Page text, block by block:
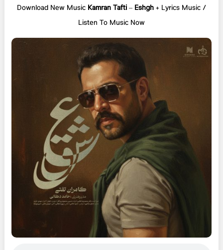
Download New Music Kamran Tafti– Eshgh+ Lyrics Music /
Listen To Music Now